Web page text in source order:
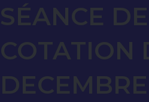
SÉANCE DE
COTATION